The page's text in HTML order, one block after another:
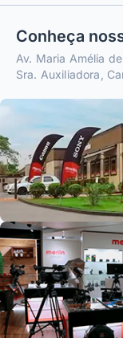
Conheça
Av. Maria Amélia
Sra. Auxiliadora,